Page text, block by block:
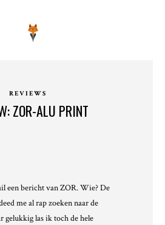
REVIEWS
ZOR-ALU PRINT
een bericht van ZOR. Wie? De
me al rap zoeken naar de
gelukkig las ik toch de hele